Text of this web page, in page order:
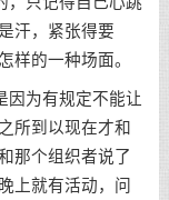
汗，紧张得要
的一种场面。
因为有规定不能让
所到以现在才和
那个组织者说了
上就有活动，问